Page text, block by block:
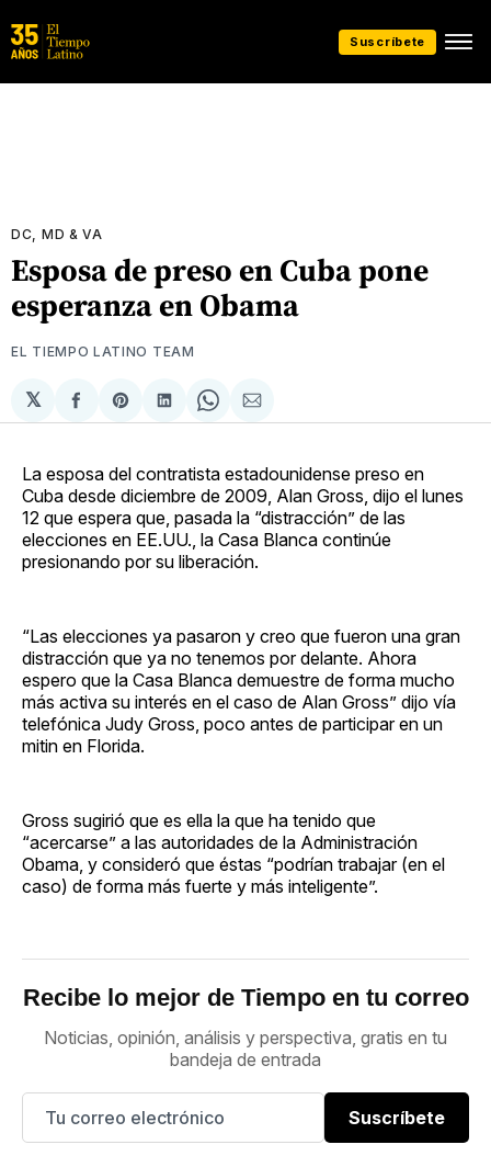
Suscríbete
DC, MD & VA
Esposa de preso en Cuba pone
esperanza en Obama
EL TIEMPO LATINO TEAM
𝕏
Compartir
en
Share
on
Compartir
en
Share
on
Compartir
via
La esposa del contratista estadounidense preso en
Cuba desde diciembre de 2009, Alan Gross, dijo el lunes
12 que espera que, pasada la “distracción” de las
elecciones en EE.UU., la Casa Blanca continúe
presionando por su liberación.
“Las elecciones ya pasaron y creo que fueron una gran
distracción que ya no tenemos por delante. Ahora
espero que la Casa Blanca demuestre de forma mucho
más activa su interés en el caso de Alan Gross” dijo vía
telefónica Judy Gross, poco antes de participar en un
mitin en Florida.
Gross sugirió que es ella la que ha tenido que
“acercarse” a las autoridades de la Administración
Obama, y consideró que éstas “podrían trabajar (en el
caso) de forma más fuerte y más inteligente”.
Recibe lo mejor de Tiempo en tu correo
Noticias, opinión, análisis y perspectiva, gratis en tu
bandeja de entrada
Suscríbete